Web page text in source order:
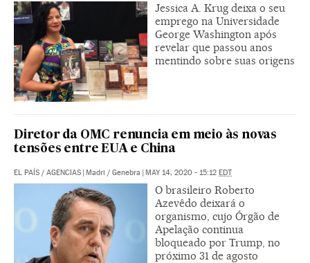
Jessica A. Krug deixa o seu
emprego na Universidade
George Washington após
revelar que passou anos
mentindo sobre suas origens
Diretor da OMC renuncia em meio às novas
tensões entre EUA e China
EL PAÍS / AGENCIAS | Madri / Genebra | MAY 14, 2020 - 15:12 EDT
O brasileiro Roberto
Azevêdo deixará o
organismo, cujo Órgão de
Apelação continua
bloqueado por Trump, no
próximo 31 de agosto